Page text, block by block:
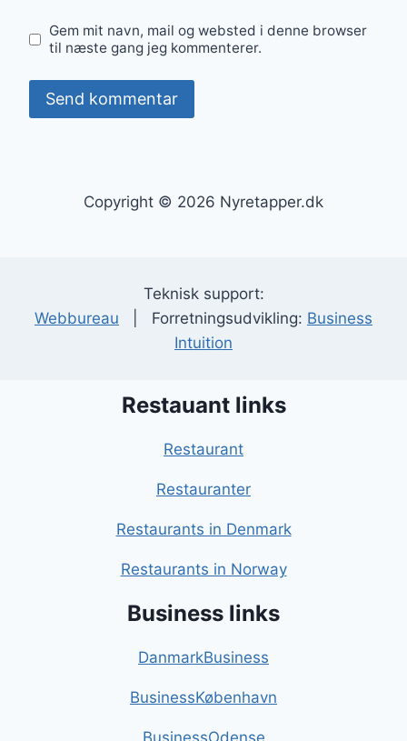
Gem mit navn, mail og websted i denne browser
til næste gang jeg kommenterer.
Copyright © 2026 Nyretapper.dk
Teknisk support:
Webbureau | Forretningsudvikling: Business
Intuition
Restauant links
Restaurant
Restauranter
Restaurants in Denmark
Restaurants in Norway
Business links
DanmarkBusiness
BusinessKøbenhavn